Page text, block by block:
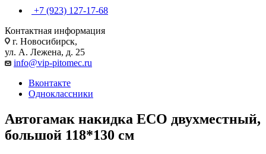
+7 (923) 127-17-68
Контактная информация
г. Новосибирск,
ул. А. Лежена, д. 25
info@vip-pitomec.ru
Вконтакте
Одноклассники
Автогамак накидка ECO двухместный,
большой 118*130 см